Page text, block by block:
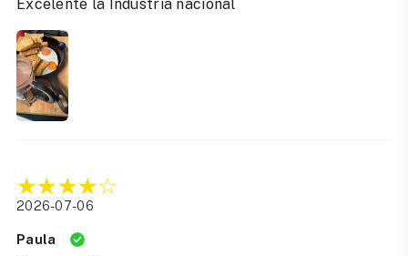
Excelente la Industria nacional
2026-07-06
Paula